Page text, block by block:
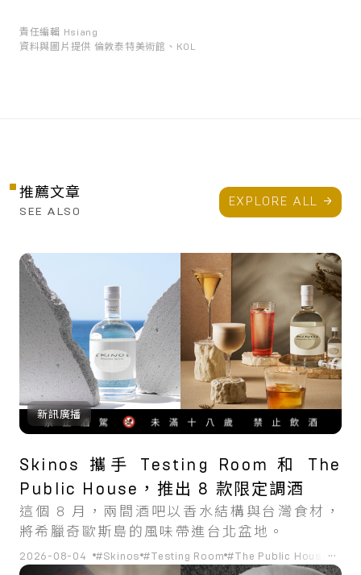
責任編輯 Hsiang
資料與圖片提供 倫敦泰特美術館、KOL
推薦文章
SEE ALSO
EXPLORE ALL
新訊廣播
Skinos 攜手 Testing Room 和 The
Public House，推出 8 款限定調酒
這個 8 月，兩間酒吧以香水結構與台灣食材，
將希臘奇歐斯島的風味帶進台北盆地。
2026-08-04 #Skinos #Testing Room #The Public House #調酒
...